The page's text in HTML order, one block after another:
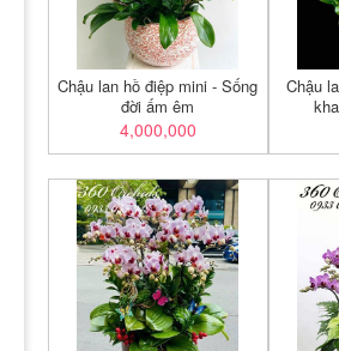
Chậu lan hồ điệp mini - Sống
đời ấm êm
4,000,000
Chậu